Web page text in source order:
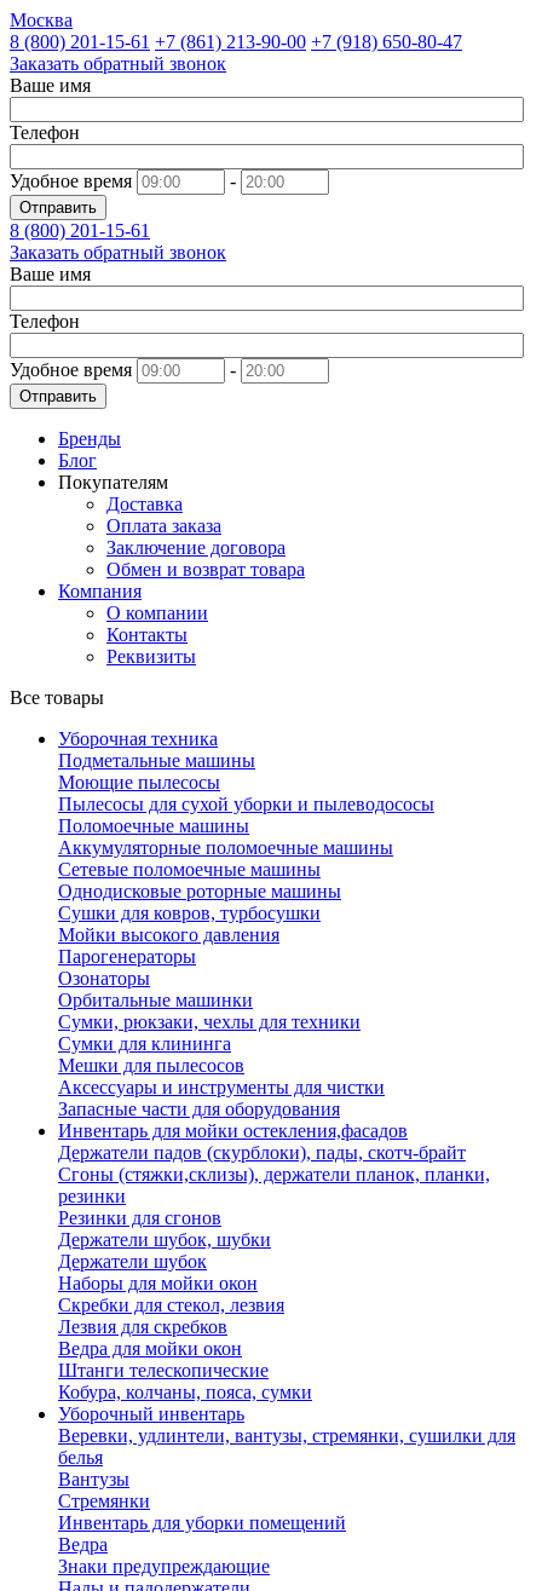
Москва
8 (800) 201-15-61 +7 (861) 213-90-00 +7 (918) 650-80-47
Заказать обратный звонок
Ваше имя
Телефон
Удобное время -
Отправить
8 (800) 201-15-61
Заказать обратный звонок
Ваше имя
Телефон
Удобное время -
Отправить
Бренды
Блог
Покупателям
Доставка
Оплата заказа
Заключение договора
Обмен и возврат товара
Компания
О компании
Контакты
Реквизиты
Все товары
Уборочная техника
Подметальные машины
Моющие пылесосы
Пылесосы для сухой уборки и пылеводососы
Поломоечные машины
Аккумуляторные поломоечные машины
Сетевые поломоечные машины
Однодисковые роторные машины
Сушки для ковров, турбосушки
Мойки высокого давления
Парогенераторы
Озонаторы
Орбитальные машинки
Сумки, рюкзаки, чехлы для техники
Сумки для клининга
Мешки для пылесосов
Аксессуары и инструменты для чистки
Запасные части для оборудования
Инвентарь для мойки остекления,фасадов
Держатели падов (скурблоки), пады, скотч-брайт
Сгоны (стяжки,склизы), держатели планок, планки,
резинки
Резинки для сгонов
Держатели шубок, шубки
Держатели шубок
Наборы для мойки окон
Скребки для стекол, лезвия
Лезвия для скребков
Ведра для мойки окон
Штанги телескопические
Кобура, колчаны, пояса, сумки
Уборочный инвентарь
Веревки, удлинтели, вантузы, стремянки, сушилки для
белья
Вантузы
Стремянки
Инвентарь для уборки помещений
Ведра
Знаки предупреждающие